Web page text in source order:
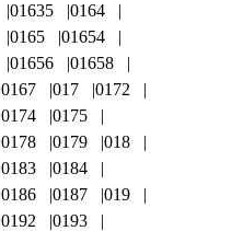
01635
0164
0165
01654
01656
01658
0167 017
0172
0174
0175
0178 0179
018
0183
0184
0186 0187
019
0192
0193